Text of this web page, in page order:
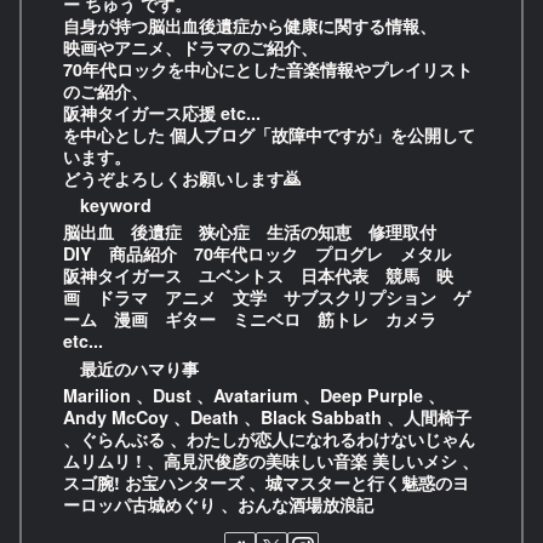
自身が持つ脳出血後遺症から健康に関する情報、
映画やアニメ、ドラマのご紹介、
70年代ロックを中心にとした音楽情報やプレイリスト
のご紹介、
阪神タイガース応援 etc...
を中心とした 個人ブログ「故障中ですが」を公開して
います。
どうぞよろしくお願いします🙇
keyword
脳出血 後遺症 狭心症 生活の知恵 修理取付
DIY 商品紹介 70年代ロック プログレ メタル
阪神タイガース ユベントス 日本代表 競馬 映
画 ドラマ アニメ 文学 サブスクリプション ゲ
ーム 漫画 ギター ミニベロ 筋トレ カメラ
etc...
最近のハマり事
Marilion 、Dust 、Avatarium 、Deep Purple 、
Andy McCoy 、Death 、Black Sabbath 、人間椅子
、ぐらんぶる 、わたしが恋人になれるわけないじゃん
ムリムリ ! 、高見沢俊彦の美味しい音楽 美しいメシ 、
スゴ腕! お宝ハンターズ 、城マスターと行く魅惑のヨ
ーロッパ古城めぐり 、おんな酒場放浪記